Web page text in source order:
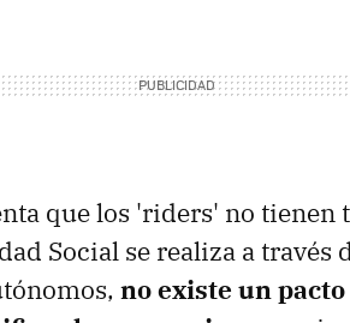
que los 'riders' no tienen
Social se realiza a través
no existe un